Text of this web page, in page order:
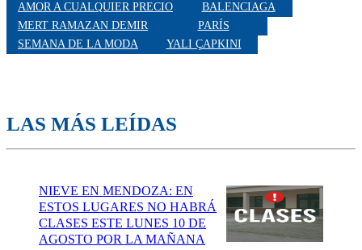
AMOR A CUALQUIER PRECIO
BALENCIAGA
MERT RAMAZAN DEMIR
PARÍS
SEMANA DE LA MODA
YALI ÇAPKINI
LAS MÁS LEÍDAS
NIEVE EN MENDOZA: EN
ESTOS LUGARES NO HABRÁ
CLASES ESTE LUNES 10 DE
AGOSTO POR LA MAÑANA